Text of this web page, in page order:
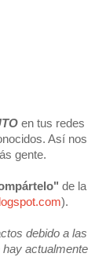
en tus redes
Así nos
gente.
de la
).
debido a las
actualmente